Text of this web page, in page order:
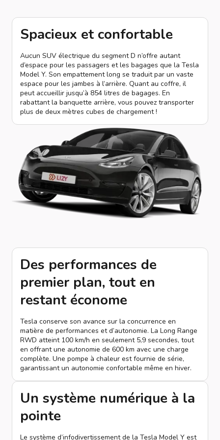
Spacieux et confortable
Aucun SUV électrique du segment D n’offre autant
d’espace pour les passagers et les bagages que la Tesla
Model Y. Son empattement long se traduit par un vaste
espace pour les jambes à l’arrière. Quant au coffre, il
peut accueillir jusqu’à 854 litres de bagages. En
rabattant la banquette arrière, vous pouvez transporter
plus de deux mètres cubes de chargement !
Des performances de
premier plan, tout en
restant économe
Tesla conserve son avance sur la concurrence en
matière de performances et d’autonomie. La Long Range
RWD atteint 100 km/h en seulement 5,9 secondes, tout
en offrant une autonomie de 600 km avec une charge
complète. Une pompe à chaleur est fournie de série,
garantissant un autonomie confortable même en hiver.
Un système numérique à la
pointe
Le système d’infodivertissement de la Tesla Model Y est